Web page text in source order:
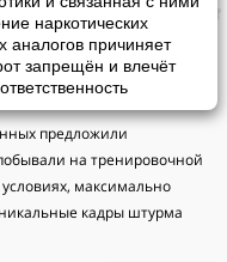
наркотических
аналогов причиняет
запрещён и влечёт
документальный
предложили
на тренировочной
условиях, максимально
кадры штурма
получило название